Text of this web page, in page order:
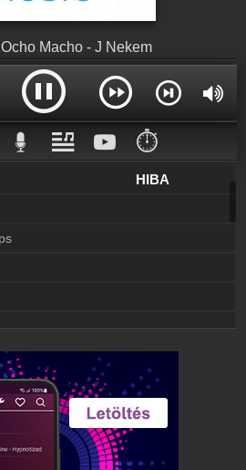
Ocho Macho - J Nekem
⏱️
HIBA
HIBA
HIBA
Kapcsolódás
Kbps